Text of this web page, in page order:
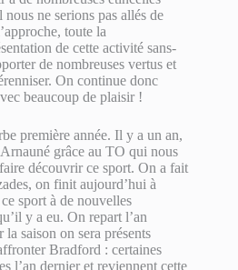
ne serions pas allés de
toute la
de cette activité sans-
de nombreuses vertus et
On continue donc
beaucoup de plaisir !
première année. Il y a un an,
grâce au TO qui nous
découvrir ce sport. On a fait
on finit aujourd’hui à
sport à de nouvelles
y a eu. On repart l’an
saison on sera présents
Bradford : certaines
l’an dernier et reviennent cette